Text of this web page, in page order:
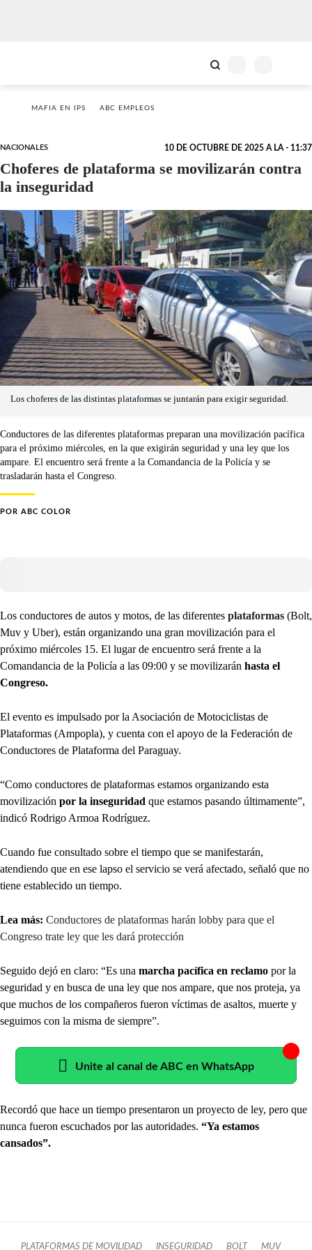
MAFIA EN IPS ABC EMPLEOS
NACIONALES 10 DE OCTUBRE DE 2025 A LA - 11:37
Choferes de plataforma se movilizarán contra
la inseguridad
Los choferes de las distintas plataformas se juntarán para exigir seguridad.
Conductores de las diferentes plataformas preparan una movilización pacífica
para el próximo miércoles, en la que exigirán seguridad y una ley que los
ampare. El encuentro será frente a la Comandancia de la Policía y se
trasladarán hasta el Congreso.
POR ABC COLOR
Los conductores de autos y motos, de las diferentes plataformas (Bolt,
Muv y Uber), están organizando una gran movilización para el
próximo miércoles 15. El lugar de encuentro será frente a la
Comandancia de la Policía a las 09:00 y se movilizarán hasta el
Congreso.
El evento es impulsado por la Asociación de Motociclistas de
Plataformas (Ampopla), y cuenta con el apoyo de la Federación de
Conductores de Plataforma del Paraguay.
“Como conductores de plataformas estamos organizando esta
movilización por la inseguridad que estamos pasando últimamente”,
indicó Rodrigo Armoa Rodríguez.
Cuando fue consultado sobre el tiempo que se manifestarán,
atendiendo que en ese lapso el servicio se verá afectado, señaló que no
tiene establecido un tiempo.
Lea más: Conductores de plataformas harán lobby para que el
Congreso trate ley que les dará protección
Seguido dejó en claro: “Es una marcha pacífica en reclamo por la
seguridad y en busca de una ley que nos ampare, que nos proteja, ya
que muchos de los compañeros fueron víctimas de asaltos, muerte y
seguimos con la misma de siempre”.
Unite al canal de ABC en WhatsApp
Recordó que hace un tiempo presentaron un proyecto de ley, pero que
nunca fueron escuchados por las autoridades. “Ya estamos
cansados”.
PLATAFORMAS DE MOVILIDAD INSEGURIDAD BOLT MUV